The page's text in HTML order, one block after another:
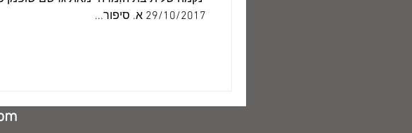
29/10/2017 א. סיפור...